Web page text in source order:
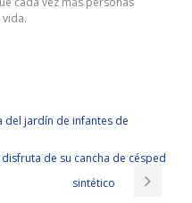
del jardín de infantes de
de su cancha de césped
sintético